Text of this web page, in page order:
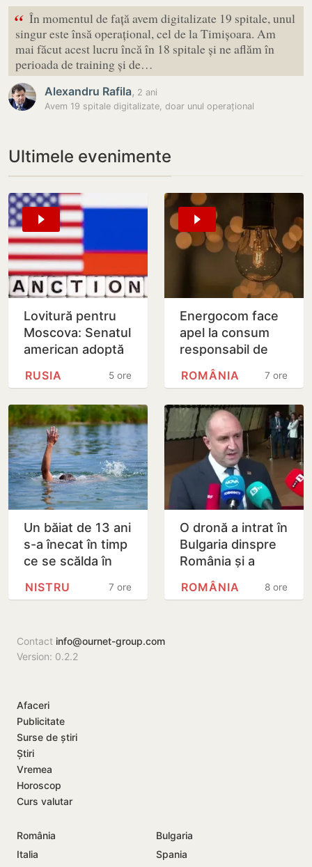
“ În momentul de față avem digitalizate 19 spitale, unul
singur este însă operațional, cel de la Timișoara. Am
mai făcut acest lucru încă în 18 spitale și ne aflăm în
perioada de training și de…
Alexandru Rafila, 2 ani
Avem 19 spitale digitalizate, doar unul operațional
Ultimele evenimente
Lovitură pentru
Moscova: Senatul
american adoptă
împotriva Rusiei5 ore
RUSIA
Energocom face
apel la consum
responsabil de
energie în orele
de vârfe vârf
7 ore
ROMÂNIA
Un băiat de 13 ani
s-a înecat în timp
ce se scălda în
neautorizată din7 ore
NISTRU
O dronă a intrat în
Bulgaria dinspre
România și a
explodat în
apropierea unui8 ore
ROMÂNIA
Contact info@ournet-group.com
Version: 0.2.2
Afaceri
Publicitate
Surse de știri
Știri
Vremea
Horoscop
Curs valutar
România
Bulgaria
Italia
Spania